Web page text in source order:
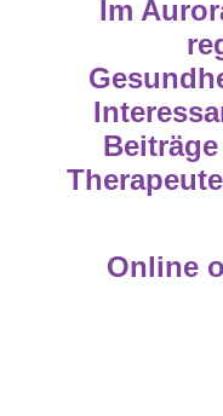
Im
Online